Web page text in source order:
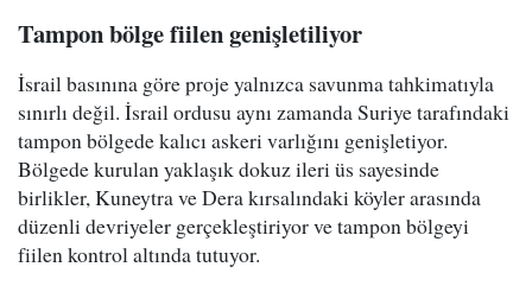
Tampon bölge fiilen genişletiliyor
İsrail basınına göre proje yalnızca savunma tahkimatıyla
sınırlı değil. İsrail ordusu aynı zamanda Suriye tarafındaki
tampon bölgede kalıcı askeri varlığını genişletiyor.
Bölgede kurulan yaklaşık dokuz ileri üs sayesinde
birlikler, Kuneytra ve Dera kırsalındaki köyler arasında
düzenli devriyeler gerçekleştiriyor ve tampon bölgeyi
fiilen kontrol altında tutuyor.